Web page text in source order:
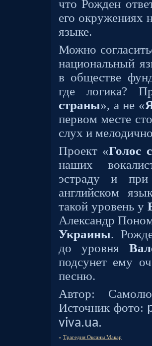
что Рожден
его окружениях
языке.
Можно
национальный
в обществе
где логика?
страны», а не «
первом месте
слух и
Проект «Голос
наших
эстраду и при
английском
такой уровень у
Александр
Украины.
до уровня
подсунет ему
песню.
Автор:
Источник фото:
viva.ua.
« Трагедия Оксаны Макар